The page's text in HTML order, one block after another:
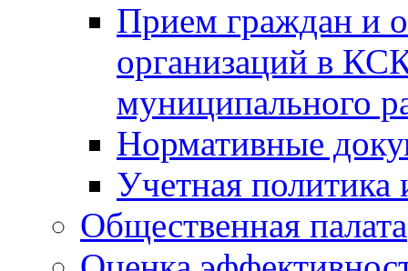
Прием граждан и
организаций в
муниципального
Нормативные
Учетная политика
Общественная палата